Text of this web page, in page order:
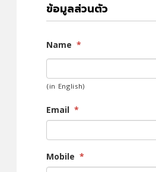
ข้อมูลส่วนตัว
Name *
(in English)
Email *
Mobile *